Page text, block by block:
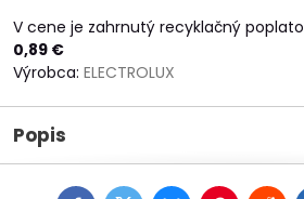
V cene je zahrnutý recyklačný
0,89 €
Výrobca: ELECTROLUX
Popis